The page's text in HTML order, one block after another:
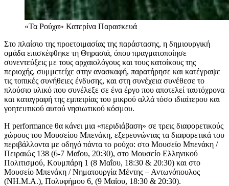
«Τα Ρούχα» Κατερίνα Παρασκευά
Στο πλαίσιο της προετοιμασίας της παράστασης, η δημιουργική
ομάδα επισκέφθηκε τη Θηρασιά, όπου πραγματοποίησε
συνεντεύξεις με τους αρχαιολόγους και τους κατοίκους της
περιοχής, συμμετείχε στην ανασκαφή, παρατήρησε και κατέγραψε
τις τοπικές συνήθειες ένδυσης, και στη συνέχεια συνέθεσε το
πλούσιο υλικό που συνέλεξε σε ένα έργο που αποτελεί ταυτόχρονα
και καταγραφή της εμπειρίας του μικρού αλλά τόσο ιδιαίτερου και
γοητευτικού αυτού νησιωτικού κόσμου.
Η performance θα κάνει μια «περιδιάβαση» σε τρεις διαφορετικούς
χώρους του Μουσείου Μπενάκη, εξερευνώντας τα διαφορετικά του
περιβάλλοντα με οδηγό πάντα το ρούχο: στο Μουσείο Μπενάκη /
Πειραιώς 138 (6-7 Μαΐου, 20:30), στο Μουσείο Ελληνικού
Πολιτισμού, Κουμπάρη 1 (8 Μαΐου, 18:30 & 20:30) και στο
Μουσείο Μπενάκη / Νηματουργία Μέντης – Αντωνόπουλος
(ΝΗ.Μ.Α.), Πολυφήμου 6, (9 Μαΐου, 18:30 & 20:30).